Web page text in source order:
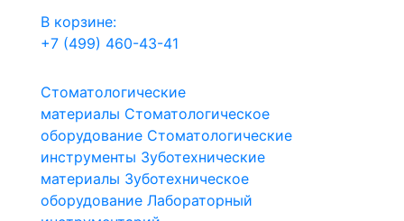
В корзине:
+7 (499) 460-43-41
Стоматологические
материалы Стоматологическое
оборудование Стоматологические
инструменты Зуботехнические
материалы Зуботехническое
оборудование Лабораторный